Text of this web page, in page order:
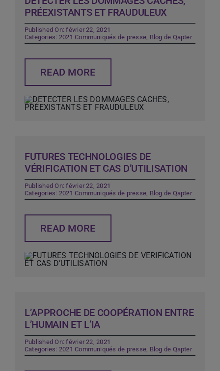
PRÉEXISTANTS ET FRAUDULEUX
Published On: février 22, 2021
Categories: 2021 Communiqués de presse, Blog de Qapter
READ MORE
FUTURES TECHNOLOGIES DE
VÉRIFICATION ET CAS D’UTILISATION
Published On: février 22, 2021
Categories: 2021 Communiqués de presse, Blog de Qapter
READ MORE
L’APPROCHE DE COOPÉRATION ENTRE
L’HUMAIN ET L’IA
Published On: février 22, 2021
Categories: 2021 Communiqués de presse, Blog de Qapter